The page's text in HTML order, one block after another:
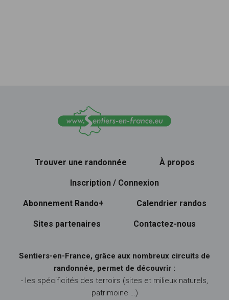
Trouver une randonnée À propos
Inscription / Connexion
Abonnement Rando+ Calendrier randos
Sites partenaires Contactez-nous
Sentiers-en-France, grâce aux nombreux circuits de
randonnée, permet de découvrir :
- les spécificités des terroirs (sites et milieux naturels,
patrimoine …)